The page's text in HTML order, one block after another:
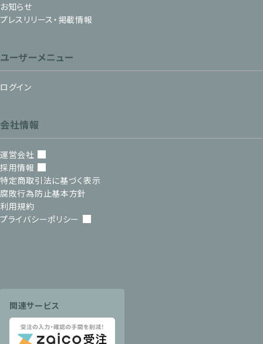
お知らせ
プレスリリース・掲載情報
ユーザーメニュー
ログイン
会社情報
運営会社
採用情報
特定商取引法に基づく表示
腐敗行為防止基本方針
利用規約
プライバシーポリシー
関連サービス